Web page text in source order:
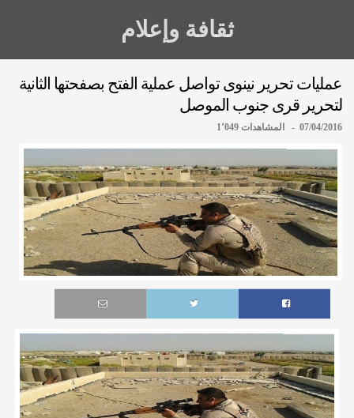
ثقافة وإعلام
عمليات تحرير نينوى تواصل عملية الفتح بصفحتها الثانية
لتحرير قرى جنوب الموصل
07/04/2016 - المشاهدات 1٬049